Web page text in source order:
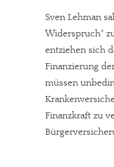
Sven Lehman
Widerspruch“
entziehen sich
Finanzierung
müssen
Finanzkraft zu